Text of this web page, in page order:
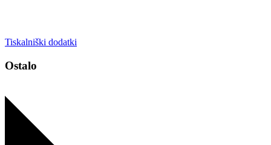
Tiskalniški dodatki
Ostalo